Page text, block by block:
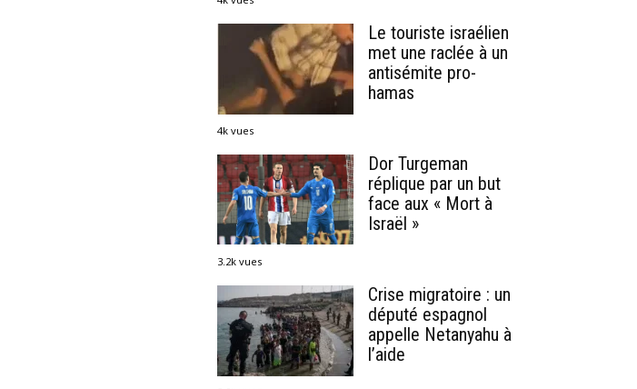
Le touriste israélien
met une raclée à un
antisémite pro-
hamas
4k vues
Dor Turgeman
réplique par un but
face aux « Mort à
Israël »
3.2k vues
Crise migratoire : un
député espagnol
appelle Netanyahu à
l’aide